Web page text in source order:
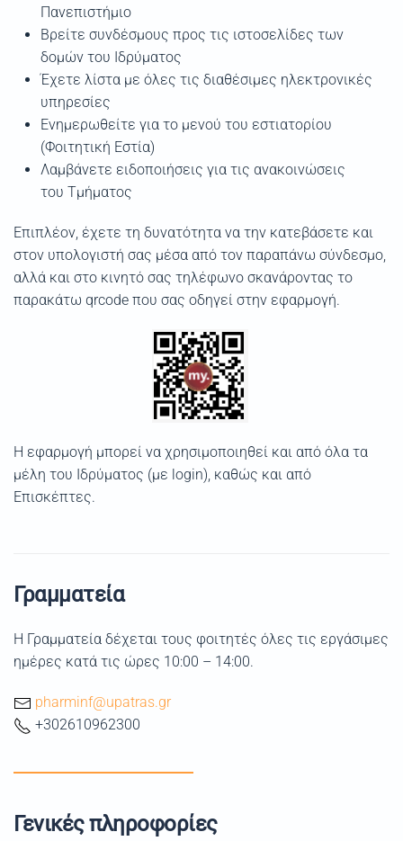
Πανεπιστήμιο
Βρείτε συνδέσμους προς τις ιστοσελίδες των
δομών του Ιδρύματος
Έχετε λίστα με όλες τις διαθέσιμες ηλεκτρονικές
υπηρεσίες
Ενημερωθείτε για το μενού του εστιατορίου
(Φοιτητική Εστία)
Λαμβάνετε ειδοποιήσεις για τις ανακοινώσεις
του Τμήματος
Επιπλέον, έχετε τη δυνατότητα να την κατεβάσετε και
στον υπολογιστή σας μέσα από τον παραπάνω σύνδεσμο,
αλλά και στο κινητό σας τηλέφωνο σκανάροντας το
παρακάτω qrcode που σας οδηγεί στην εφαρμογή.
Η εφαρμογή μπορεί να χρησιμοποιηθεί και από όλα τα
μέλη του Ιδρύματος (με login), καθώς και από
Επισκέπτες.
Γραμματεία
Η Γραμματεία δέχεται τους φοιτητές όλες τις εργάσιμες
ημέρες κατά τις ώρες 10:00 – 14:00.
pharminf@upatras.gr
+302610962300
Γενικές πληροφορίες